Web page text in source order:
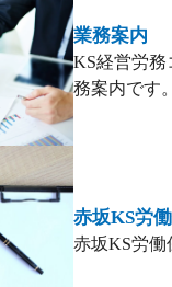
業務案内
KS経営労務
務案内です。
赤坂KS労
赤坂KS労働